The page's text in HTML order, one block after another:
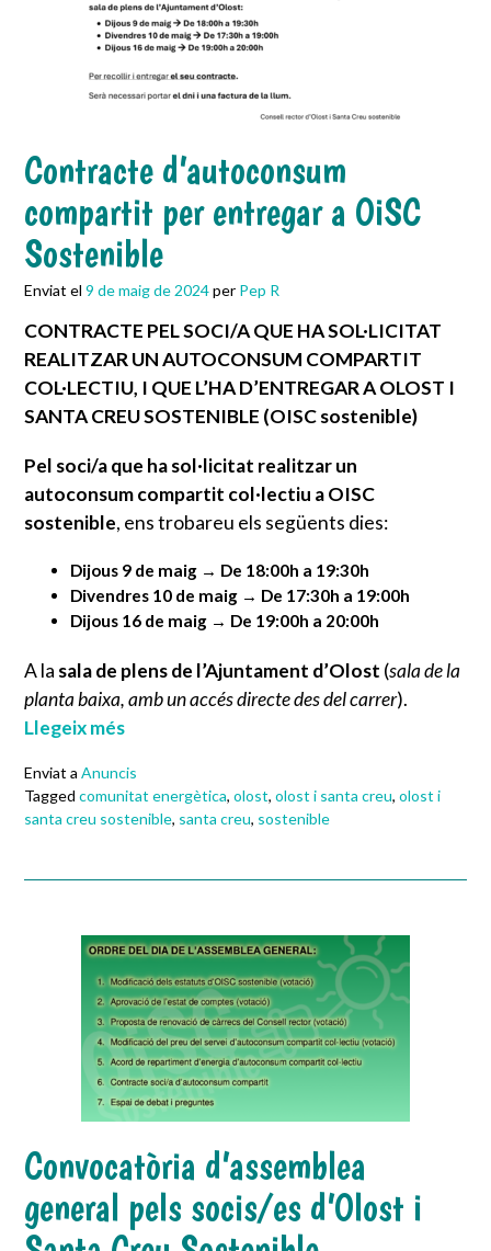
Contracte d’autoconsum
compartit per entregar a OiSC
Sostenible
Enviat el 9 de maig de 2024per Pep R
CONTRACTE PEL SOCI/A QUE HA SOL·LICITAT
REALITZAR UN AUTOCONSUM COMPARTIT
COL·LECTIU, I QUE L’HA D’ENTREGAR A OLOST I
SANTA CREU SOSTENIBLE (OISC sostenible)
Pel soci/a que ha sol·licitat realitzar un
autoconsum compartit col·lectiu a OISC
sostenible, ens trobareu els següents dies:
Dijous 9 de maig → De 18:00h a 19:30h
Divendres 10 de maig → De 17:30h a 19:00h
Dijous 16 de maig → De 19:00h a 20:00h
A la sala de plens de l’Ajuntament d’Olost (sala de la
planta baixa, amb un accés directe des del carrer).
Llegeix més
Enviat a Anuncis
Tagged comunitat energètica, olost, olost i santa creu, olost i
santa creu sostenible, santa creu, sostenible
Convocatòria d’assemblea
general pels socis/es d’Olost i